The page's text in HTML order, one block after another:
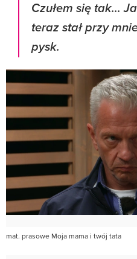
Czułem się tak...
teraz stał przy
pysk.
mat. prasowe Moja mama i twój tata